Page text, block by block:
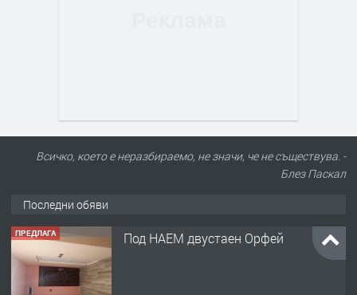
Всичко, което е неразбираемо, не значи, че не съществува. -
Блез Паскал
Последни обяви
ПРЕДЛАГА Под НАЕМ двустаен Орфей